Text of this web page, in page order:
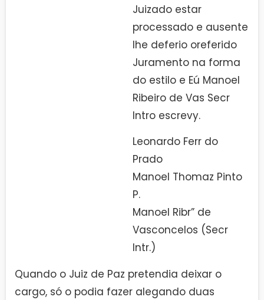
Juizado estar
processado e ausente
lhe deferio oreferido
Juramento na forma
do estilo e Eú Manoel
Ribeiro de Vas Secr
Intro escrevy.
Leonardo Ferr do
Prado
Manoel Thomaz Pinto
P.
Manoel Ribr” de
Vasconcelos (Secr
Intr.)
Quando o Juiz de Paz pretendia deixar o
cargo, só o podia fazer alegando duas